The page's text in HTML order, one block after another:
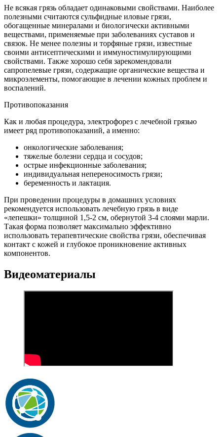
Не всякая грязь обладает одинаковыми свойствами. Наиболее
полезными считаются сульфидные иловые грязи,
обогащенные минералами и биологически активными
веществами, применяемые при заболеваниях суставов и
связок. Не менее полезны и торфяные грязи, известные
своими антисептическими и иммуностимулирующими
свойствами. Также хорошо себя зарекомендовали
сапропелевые грязи, содержащие органические вещества и
микроэлементы, помогающие в лечении кожных проблем и
воспалений.
Противопоказания
Как и любая процедура, электрофорез с лечебной грязью
имеет ряд противопоказаний, а именно:
онкологические заболевания;
тяжелые болезни сердца и сосудов;
острые инфекционные заболевания;
индивидуальная непереносимость грязи;
беременность и лактация.
При проведении процедуры в домашних условиях
рекомендуется использовать лечебную грязь в виде
«лепешки» толщиной 1,5-2 см, обернутой 3-4 слоями марли.
Такая форма позволяет максимально эффективно
использовать терапевтические свойства грязи, обеспечивая
контакт с кожей и глубокое проникновение активных
компонентов.
Видеоматериалы